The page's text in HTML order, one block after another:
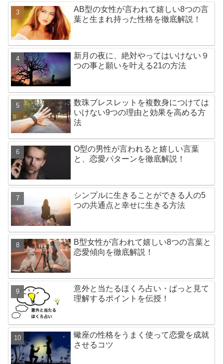
AB型の女性が言われて嬉しい8つの言
葉と生まれ持った性格を徹底解説！
新月の夜に、絶対やってはいけない９
つの事と願いを叶える21の方法
数珠ブレスレットを複数身につけては
いけない9つの理由と効果を高める方
法
O型の男性が言われると嬉しい言葉
と、恋愛パターンを徹底解説！
シンプルに生きることができる人の5
つの共通点と幸せに生きる方法
B型女性が言われて嬉しい8つの言葉と
恋愛傾向を徹底解説！
意外と当たるほくろ占い・ぱっと見て
理解するポイントを伝授！
蠍座の性格をうまく使って恋愛を成就
させるコツ